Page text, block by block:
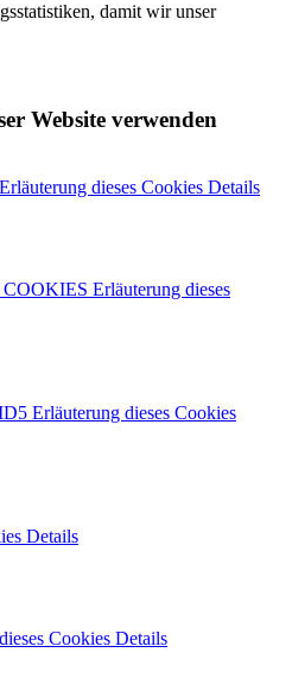
damit wir unser
Website verwenden
Erläuterung dieses Cookies Details
Erläuterung dieses
Erläuterung dieses Cookies
Details
Cookies Details